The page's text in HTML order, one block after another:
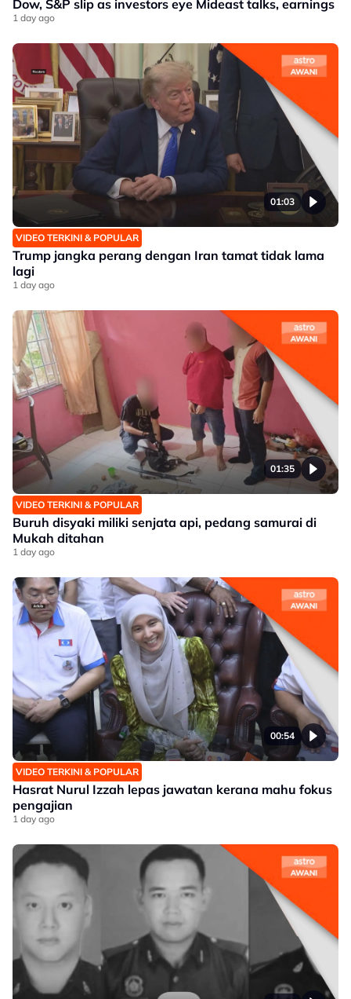
Dow, S&P slip as investors eye Mideast talks, earnings
1 day ago
01:03
VIDEO TERKINI & POPULAR
Trump jangka perang dengan Iran tamat tidak lama
lagi
1 day ago
01:35
VIDEO TERKINI & POPULAR
Buruh disyaki miliki senjata api, pedang samurai di
Mukah ditahan
1 day ago
00:54
VIDEO TERKINI & POPULAR
Hasrat Nurul Izzah lepas jawatan kerana mahu fokus
pengajian
1 day ago